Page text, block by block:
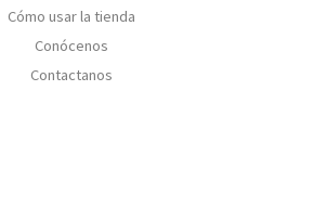
Cómo usar la tienda
Conócenos
Contactanos